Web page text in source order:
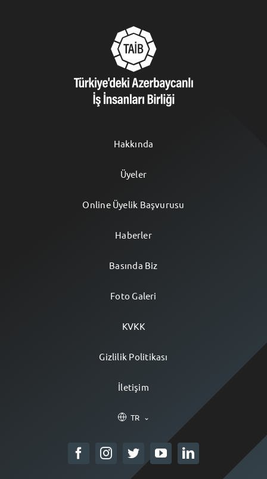
Hakkında
Üyeler
Online Üyelik Başvurusu
Haberler
Basında Biz
Foto Galeri
KVKK
Gizlilik Politikası
İletişim
TR ⌄